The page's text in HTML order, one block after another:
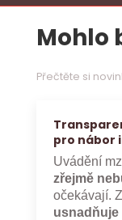
Mohlo
Přečtěte si
pro nábor
Uvádění
zřejmě
očekávají.
usnadňuje